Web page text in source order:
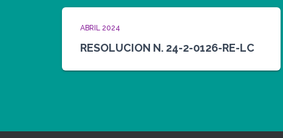
ABRIL 2024
RESOLUCION N. 24-2-0126-RE-LC